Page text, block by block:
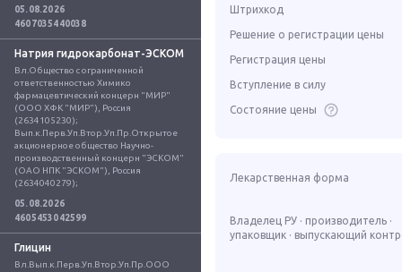
05.08.2026
4607035440038
Натрия гидрокарбонат-ЭСКОМ
Вл.Общество с ограниченной
ответственностью Химико
фармацевтический концерн "МИР"
(ООО ХФК "МИР"), Россия
(2634105230);
Вып.к.Перв.Уп.Втор.Уп.Пр.Открытое
акционерное общество Научно-
производственный концерн "ЭСКОМ"
(ОАО НПК "ЭСКОМ"), Россия
(2634040279);
05.08.2026
4605453042599
Глицин
Вл.Вып.к.Перв.Уп.Втор.Уп.Пр.ООО
Штрихкод
Решение о регистрации цены
Регистрация цены
Вступление в силу
Состояние цены
Лекарственная форма
Владелец РУ · производитель ·
упаковщик · выпускающий